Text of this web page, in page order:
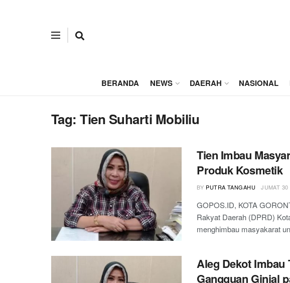
BERANDA NEWS DAERAH NASIONAL
Tag:Tien Suharti Mobiliu
Tien Imbau
Produk Kosmetik
BY PUTRA TANGAHU JUMAT 30
GOPOS.ID, KOTA
Rakyat Daerah (DPRD)
menghimbau masyakarat
Aleg Dekot Imbau
Gangguan Ginjal